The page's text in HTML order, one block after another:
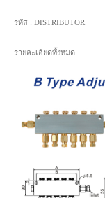
รหัส : DISTRIBUTOR
รายละเอียดทั้งหมด :